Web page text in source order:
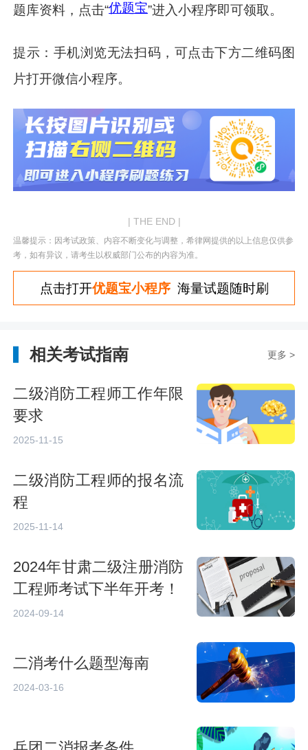
题库资料，点击“优题宝”进入小程序即可领取。
提示：手机浏览无法扫码，可点击下方二维码图
片打开微信小程序。
| THE END |
温馨提示：因考试政策、内容不断变化与调整，希律网提供的以上信息仅供参
考，如有异议，请考生以权威部门公布的内容为准。
点击打开优题宝小程序海量试题随时刷
相关考试指南 更多 >
二级消防工程师工作年限
要求
2025-11-15
二级消防工程师的报名流
程
2025-11-14
2024年甘肃二级注册消防
工程师考试下半年开考！
2024-09-14
二消考什么题型海南
2024-03-16